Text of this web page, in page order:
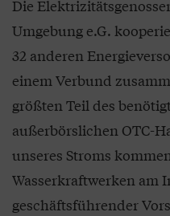
Die
Umgebung e.G.
32 anderen
einem Verbund
größten Teil des
außerbörslichen OTC-
unseres Stroms
Wasserkraftwerken am
geschäftsführender